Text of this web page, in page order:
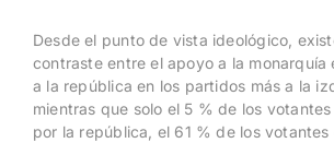
Desde el punto de vista ideológico,
contraste entre el apoyo a la monarquía
a la república en los partidos más a la
mientras que solo el 5 % de los
por la república, el 61 % de los votantes